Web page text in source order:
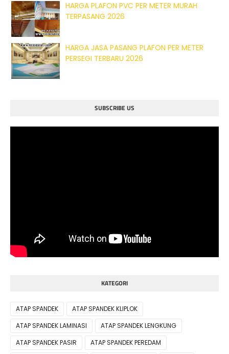
HARGA PLAFON PVC PER METER MURAH
TERPASANG 2026
HARGA JASA PASANG PLAFON PER METER
PERSEGI TERBARU 2026
SUBSCRIBE US
KATEGORI
ATAP SPANDEK
ATAP SPANDEK KLIPLOK
ATAP SPANDEK LAMINASI
ATAP SPANDEK LENGKUNG
ATAP SPANDEK PASIR
ATAP SPANDEK PEREDAM